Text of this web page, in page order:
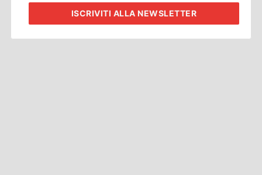
ISCRIVITI ALLA NEWSLETTER